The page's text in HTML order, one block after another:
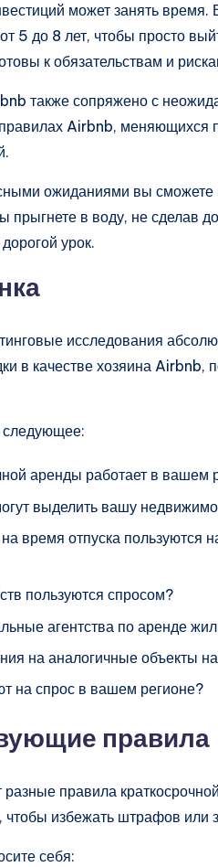
может занять время.
5 до 8 лет, чтобы просто
к обязательствам и
также сопряжено с
Airbnb, меняющихся
ожиданиями вы сможете
прыгнете в воду, не сделав
урок.
исследования
в качестве хозяина Airbnb,
следующее:
аренды работает в вашем
выделить вашу
время отпуска пользуются
пользуются спросом?
агентства по аренде
на аналогичные объекты
на спрос в вашем регионе?
правила
правила
избежать штрафов или
себя: